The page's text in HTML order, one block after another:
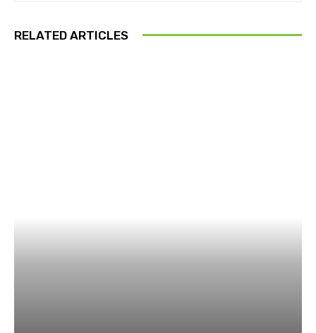
RELATED ARTICLES